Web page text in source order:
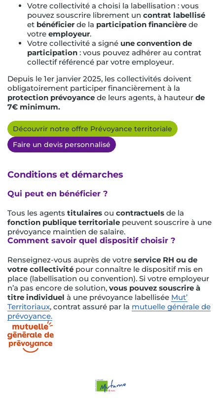
Votre collectivité a choisi la labellisation : vous
pouvez souscrire librement un contrat labellisé
et bénéficier de la participation financière de
votre employeur.
Votre collectivité a signé une convention de
participation : vous pouvez adhérer au contrat
collectif référencé par votre employeur.
Depuis le 1er janvier 2025, les collectivités doivent
obligatoirement participer financièrement à la
protection prévoyance de leurs agents, à hauteur de
7€ minimum.
Découvrir notre offre Prévoyance territoriale
Faire un devis personnalisé
Conditions et démarches
Qui peut en bénéficier ?
Tous les agents titulaires ou contractuels de la
fonction publique territoriale peuvent souscrire à une
prévoyance maintien de salaire.
Comment savoir quel dispositif choisir ?
Renseignez-vous auprès de votre service RH ou de
votre collectivité pour connaître le dispositif mis en
place (labellisation ou convention). Si votre employeur
n’a pas encore de solution, vous pouvez souscrire à
titre individuel à une prévoyance labellisée Mut’
Territoriaux, contrat assuré par la mutuelle générale de
prévoyance.